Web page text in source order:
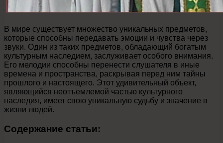
В мире существует множество уникальных предметов,
которые способны передавать эмоции и чувства через
звуки. Один из таких предметов, обладающий богатым
культурным наследием, заслуживает особого внимания.
Его мелодии способны перенести слушателя в иные
времена и пространства, раскрывая перед ним тайны
прошлого и настоящего. Этот удивительный объект,
являющийся неотъемлемой частью культурного
наследия, имеет свою уникальную судьбу и значение в
жизни людей.
Содержание статьи: